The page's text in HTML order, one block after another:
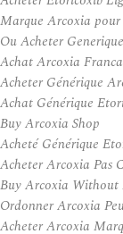
Marque Arcoxia pour
Ou Acheter
Achat Arcoxia
Acheter Générique
Achat Générique
Buy Arcoxia Shop
Acheté Générique
Acheter Arcoxia Pas
Buy Arcoxia Without
Ordonner Arcoxia
Acheter Arcoxia